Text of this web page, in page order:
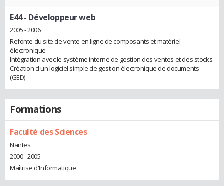
E44- Développeur web
2005 - 2006
Refonte du site de vente en ligne de composants et matériel
électronique
Intégration avec le système interne de gestion des ventes et des stocks
Création d'un logiciel simple de gestion électronique de documents
(GED)
Formations
Faculté des Sciences
Nantes
2000 - 2005
Maîtrise d'Informatique